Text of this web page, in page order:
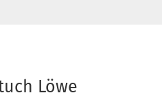
Löwe